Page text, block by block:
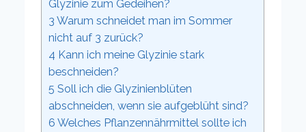
Glyzinie zum Gedeihen?
3 Warum schneidet man im Sommer
nicht auf 3 zurück?
4 Kann ich meine Glyzinie stark
beschneiden?
5 Soll ich die Glyzinienblüten
abschneiden, wenn sie aufgeblüht sind?
6 Welches Pflanzennährmittel sollte ich